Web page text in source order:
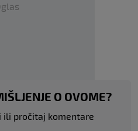
O OVOME?
ili pročitaj komentare